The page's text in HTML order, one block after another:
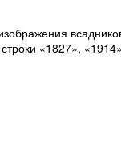
«1827»,